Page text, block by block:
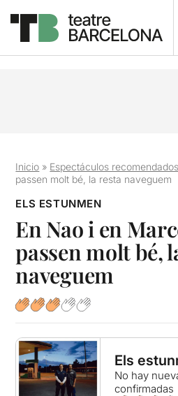
Inicio » Espectáculos recomendados
passen molt bé, la resta naveguem
ELS ESTUNMEN
En Nao i en
passen molt bé,
naveguem
Els
No hay
confirmadas